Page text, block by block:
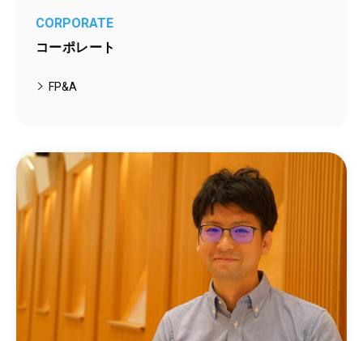
CORPORATE
コーポレート
FP&A